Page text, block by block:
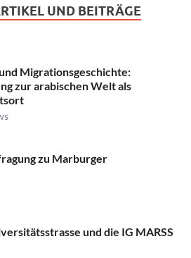
UND BEITRÄGE
Migrationsgeschichte:
zur arabischen Welt als
zu Marburger
und die IG MARSS